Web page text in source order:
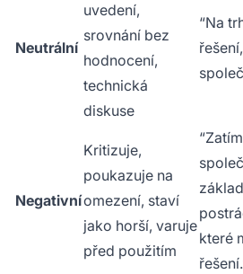
Neutrální
uvedení,
srovnání bez
hodnocení,
technická
diskuse
“Na
Negativní
Kritizuje,
poukazuje na
omezení, staví
jako horší, varuje
před použitím
které